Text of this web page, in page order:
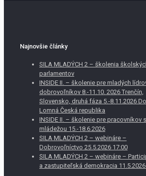
Najnovšie články
SILA MLADÝCH 2 – školenia
parlamentov
INSIDE II. – školenie pre mladých
dobrovoľníkov 8.-11.10. 2026 Trenčín,
Slovensko, druhá fáza 5.-8.11.2026
Lomná Česká republika
INSIDE II. – školenie pre pracovníkov s
mládežou 15.-18.6.2026
SILA MLADÝCH 2 – webináre –
Dobrovoľníctvo 25.5.2026 17:00
SILA MLADÝCH 2 – webináre –
a zastupiteľská demokracia